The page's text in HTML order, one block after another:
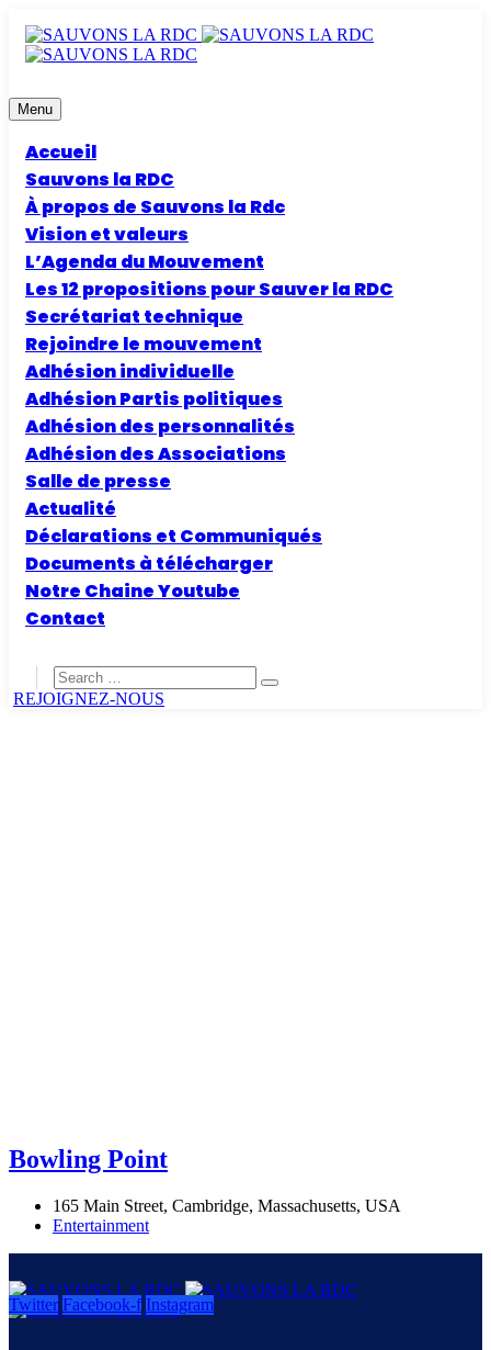
Menu
Accueil
Sauvons la RDC
À propos de Sauvons la Rdc
Vision et valeurs
L’Agenda du Mouvement
Les 12 propositions pour Sauver la RDC
Secrétariat technique
Rejoindre le mouvement
Adhésion individuelle
Adhésion Partis politiques
Adhésion des personnalités
Adhésion des Associations
Salle de presse
Actualité
Déclarations et Communiqués
Documents à télécharger
Notre Chaine Youtube
Contact
REJOIGNEZ-NOUS
Bowling Point
165 Main Street, Cambridge, Massachusetts, USA
Entertainment
Twitter Facebook-f Instagram